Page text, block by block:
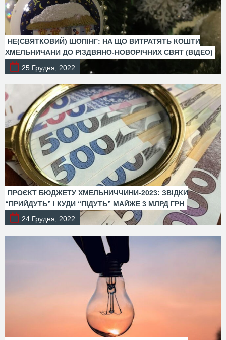
НЕ(СВЯТКОВИЙ) ШОПІНГ: НА ЩО ВИТРАТЯТЬ КОШТИ
ХМЕЛЬНИЧАНИ ДО РІЗДВЯНО-НОВОРІЧНИХ СВЯТ (ВІДЕО)
25 Грудня, 2022
ПРОЄКТ БЮДЖЕТУ ХМЕЛЬНИЧЧИНИ-2023: ЗВІДКИ
“ПРИЙДУТЬ” І КУДИ “ПІДУТЬ” МАЙЖЕ 3 МЛРД ГРН
24 Грудня, 2022